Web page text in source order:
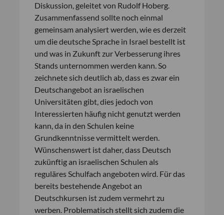
Diskussion, geleitet von Rudolf Hoberg.
Zusammenfassend sollte noch einmal
gemeinsam analysiert werden, wie es derzeit
um die deutsche Sprache in Israel bestellt ist
und was in Zukunft zur Verbesserung ihres
Stands unternommen werden kann. So
zeichnete sich deutlich ab, dass es zwar ein
Deutschangebot an israelischen
Universitäten gibt, dies jedoch von
Interessierten häufig nicht genutzt werden
kann, da in den Schulen keine
Grundkenntnisse vermittelt werden.
Wünschenswert ist daher, dass Deutsch
zukünftig an israelischen Schulen als
reguläres Schulfach angeboten wird. Für das
bereits bestehende Angebot an
Deutschkursen ist zudem vermehrt zu
werben. Problematisch stellt sich zudem die